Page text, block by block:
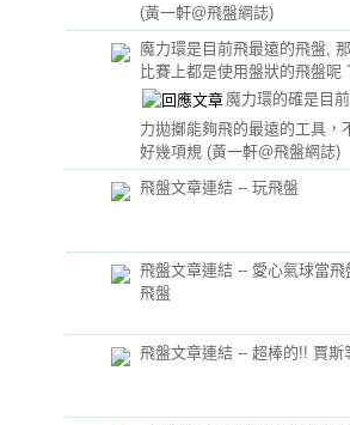
(黃一軒@飛盤網誌)
魔力環是目前飛最遠的飛盤,
比賽上都是使用盤狀的飛盤呢
魔力環的確是目
力拋擲能夠飛的最遠的工具，
好幾項規 (黃一軒@飛盤網誌)
飛盤文章連結 -- 玩飛盤
飛盤文章連結 -- 愛心氣球當
飛盤
飛盤文章連結 -- 超棒的!! 賈斯